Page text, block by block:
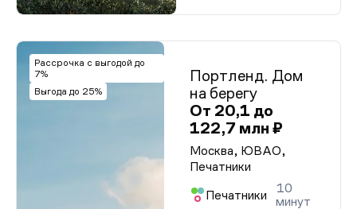
Рассрочка с выгодой до
7%
Выгода до 25%
Портленд. Дом
на берегу
От 20,1 до
122,7 млн ₽
Москва, ЮВАО,
Печатники
Печатники
10
минут